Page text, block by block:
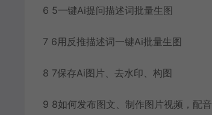
6 5一键Ai提问描述词批量生图
7 6用反推描述词一键Ai批量生图
8 7保存Ai图片、去水印、构图
9 8如何发布图文、制作图片视频，配音